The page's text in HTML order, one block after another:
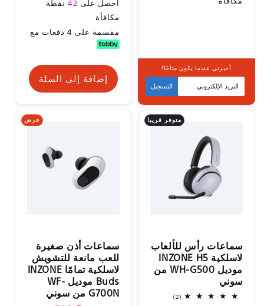
متوفر قريبا
أخبرني عندما يكون متاحًا!
التسجيل
البيع
احصل على 42 نقطة
مكافأة
مقسمة على 4 دفعات مع
إضافة إلى السلة
متوفر قريبا
سماعات رأس للألعاب
لاسلكية INZONE H5
موديل WH-G500 من
سوني
(2)
2
عرض
سماعات أذن صغيرة
للعب مانعة للتشويش
لاسلكية تمامًا INZONE
Buds موديل WF-
G700N من سوني